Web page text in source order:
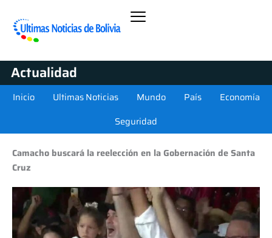
Actualidad
Inicio Ultimas Noticias Mundo País
Economía
Seguridad
Camacho buscará la reelección en la Gobernación de Santa
Cruz